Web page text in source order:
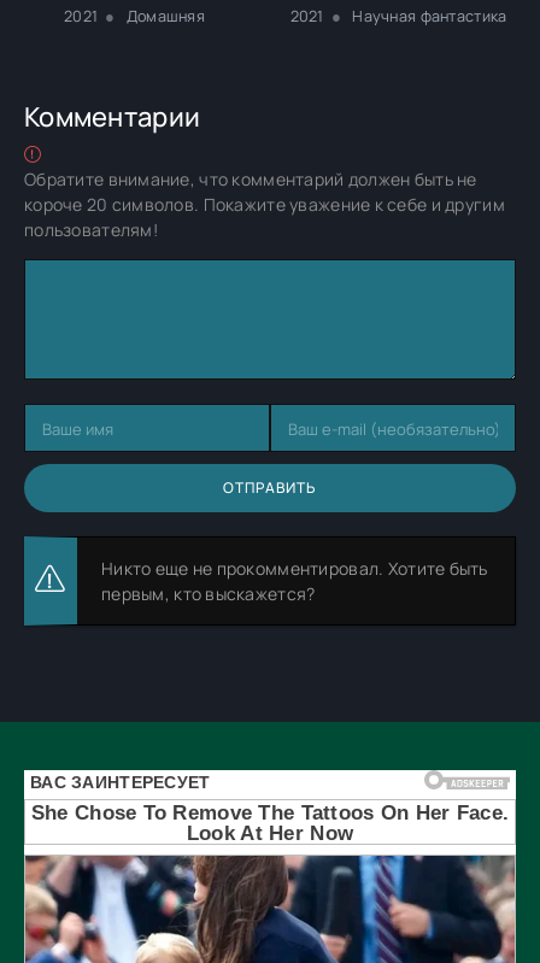
2021 Домашняя 2021 Научная фантастика
Комментарии
Обратите внимание, что комментарий должен быть не
короче 20 символов. Покажите уважение к себе и другим
пользователям!
ОТПРАВИТЬ
Никто еще не прокомментировал. Хотите быть
первым, кто выскажется?